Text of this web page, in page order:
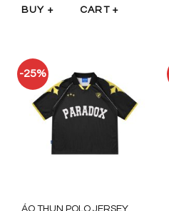
BUY +
CART +
-25%
ÁO THUN POLO JERSEY